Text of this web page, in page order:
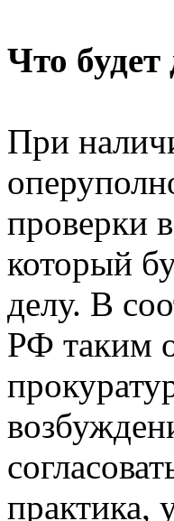
Что
При
проверки
который
делу. В
РФ таким
практика,